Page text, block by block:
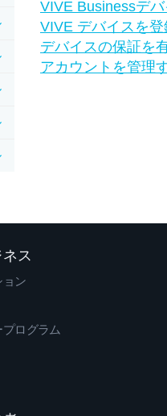
VIVE Businessデ
VIVE デバイスを登
デバイスの保証を
アカウントを管理
ス
ョン
ログラム